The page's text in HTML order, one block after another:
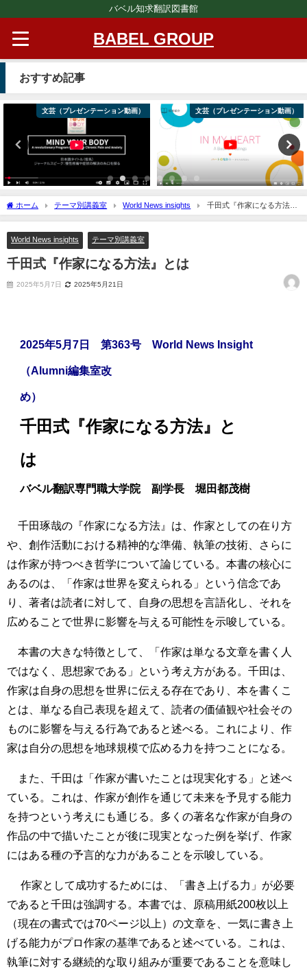
バベル知求翻訳図書館
BABEL GROUP
おすすめ記事
文芸（プレゼンテーション動画） 文芸（プレゼンテーション動画）
ホーム テーマ別講義室 World News insights
千田式『作家になる方法』
とは
World News insights テーマ別講義室
千田式『作家になる方法』とは
2025年5月7日 2025年5月21日
2025年5月7日 第363号 World News Insight
（Alumni編集室改
め）
千田式『作家になる方法』と
は
バベル翻訳専門職大学院 副学長 堀田都茂樹
千田琢哉の『作家になる方法』は、作家としての在り方
や、創作活動における精神的な準備、執筆の技術、さらに
は作家が持つべき哲学について論じている。本書の核心に
あるのは、「作家は世界を変えられる」という信念であ
り、著者は読者に対して、自身の思想を言語化し、それを
広めることで世界に影響を与える可能性を示唆している。
本書の大きな特徴として、「作家は単なる文章を書く人
ではなく、思想家である」という考え方がある。千田は、
作家は自身の思想を世界に伝える存在であり、本を書くこ
とは、単なる自己表現を超えて、読者の価値観や社会その
ものに影響を与える行為であると述べる。これにより、作
家は自分の思想を地球規模で広める力を持つことになる。
また、千田は「作家が書いたことは現実化する」と述べ
ている。これは、作家が創作を通じて未来を予見する能力
を持つという考えにも通じる。多くの著名な作家が自身の
作品の中で描いたことが後に現実となった例を挙げ、作家
にはある種の予言的な力があることを示唆している。
作家として成功するためには、「書き上げる力」が必要
であると千田は強調する。本書では、原稿用紙200枚以上
（現在の書式では70ページ以上）の文章を、一気に書き上
げる能力がプロ作家の基準であると述べている。これは、
執筆に対する継続的な取り組みが重要であることを意味し